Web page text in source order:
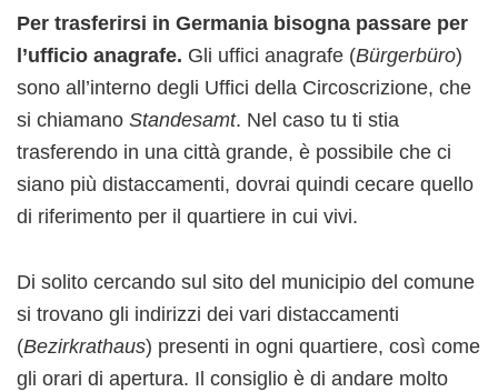
Per trasferirsi in Germania bisogna passare per
l’ufficio anagrafe. Gli uffici anagrafe (Bürgerbüro)
sono all’interno degli Uffici della Circoscrizione, che
si chiamano Standesamt. Nel caso tu ti stia
trasferendo in una città grande, è possibile che ci
siano più distaccamenti, dovrai quindi cecare quello
di riferimento per il quartiere in cui vivi.
Di solito cercando sul sito del municipio del comune
si trovano gli indirizzi dei vari distaccamenti
(Bezirkrathaus) presenti in ogni quartiere, così come
gli orari di apertura. Il consiglio è di andare molto